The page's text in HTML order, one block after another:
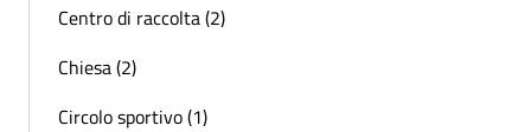
Centro di raccolta (2)
Chiesa (2)
Circolo sportivo (1)